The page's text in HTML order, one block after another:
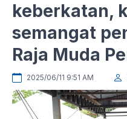
keberkatan,
semangat
Raja Muda
2025/06/11 9:51 AM